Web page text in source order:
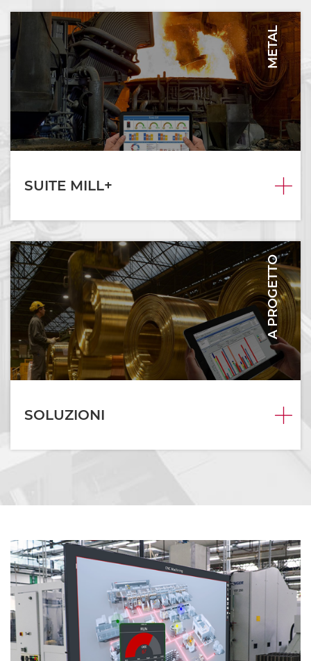
METAL
SUITE MILL+
A PROGETTO
SOLUZIONI